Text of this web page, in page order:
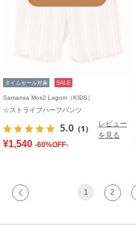
タイムセール対象 SALE
Samansa Mos2 Lagom（KIDS）
☆ストライプハーフパンツ
5.0 （1）
レビュー
を見る
¥1,540 -60%OFF-
1 2